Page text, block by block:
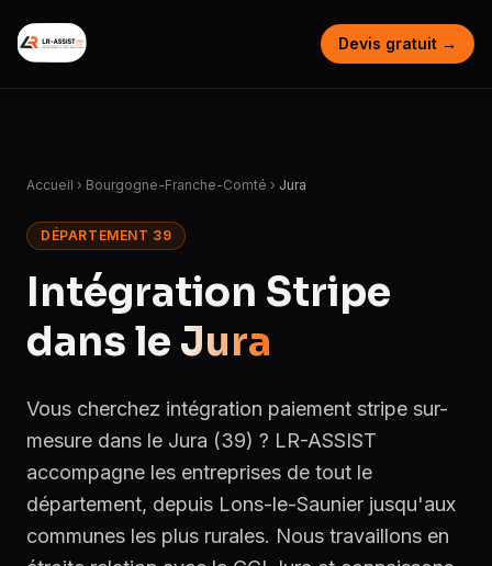
Devis gratuit →
Accueil › Bourgogne-Franche-Comté › Jura
DÉPARTEMENT 39
Intégration Stripe
dans le Jura
Vous cherchez intégration paiement stripe sur-
mesure dans le Jura (39) ? LR-ASSIST
accompagne les entreprises de tout le
département, depuis Lons-le-Saunier jusqu'aux
communes les plus rurales. Nous travaillons en